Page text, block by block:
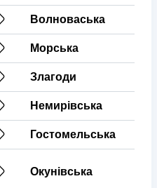
Волноваська
Морська
Злагоди
Немирівська
Гостомельська
Окунівська